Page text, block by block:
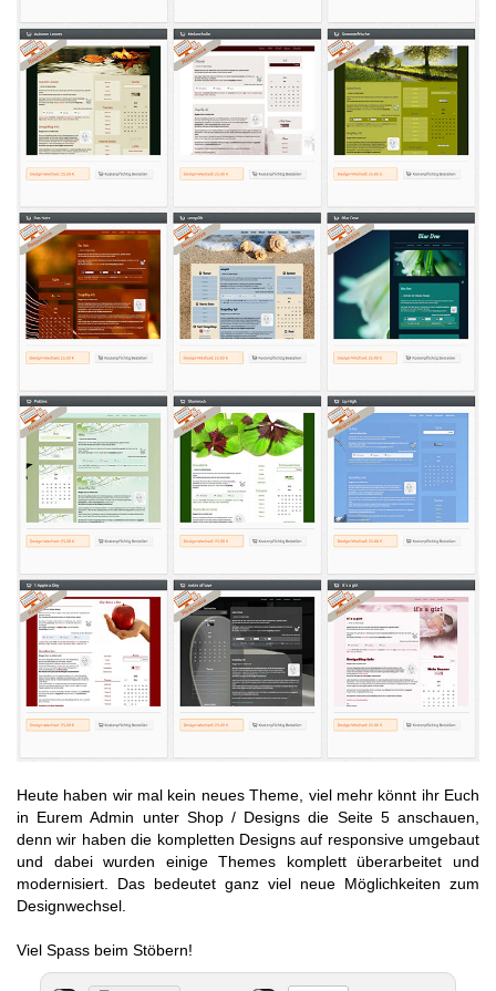
Heute haben wir mal kein neues Theme, viel mehr könnt ihr Euch
in Eurem Admin unter Shop / Designs die Seite 5 anschauen,
denn wir haben die kompletten Designs auf responsive umgebaut
und dabei wurden einige Themes komplett überarbeitet und
modernisiert. Das bedeutet ganz viel neue Möglichkeiten zum
Designwechsel.
Viel Spass beim Stöbern!